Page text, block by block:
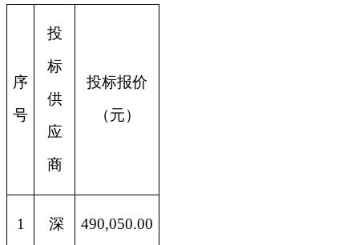
序
号
投
标
供
应
商
投标报价
（元）
1
深
490,050.00